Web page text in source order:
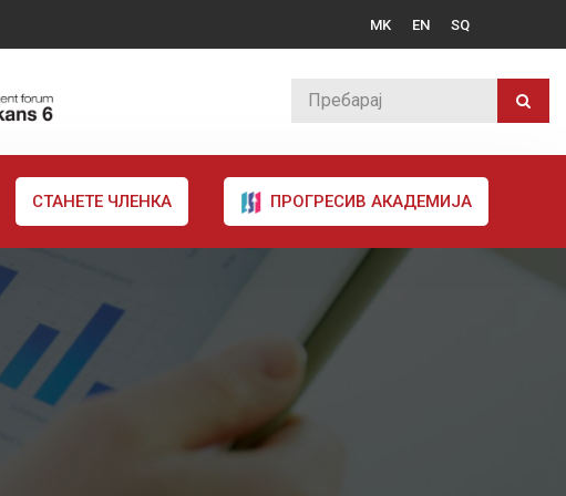
MK EN SQ
СТАНЕТЕ ЧЛЕНКА ПРОГРЕСИВ АКАДЕМИЈА